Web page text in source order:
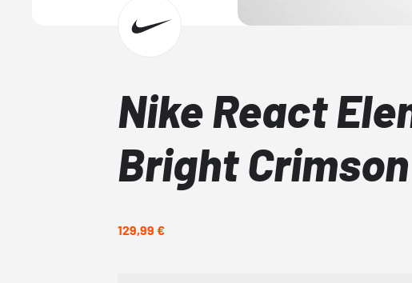
Nike React
Bright Crimson
129,99 €